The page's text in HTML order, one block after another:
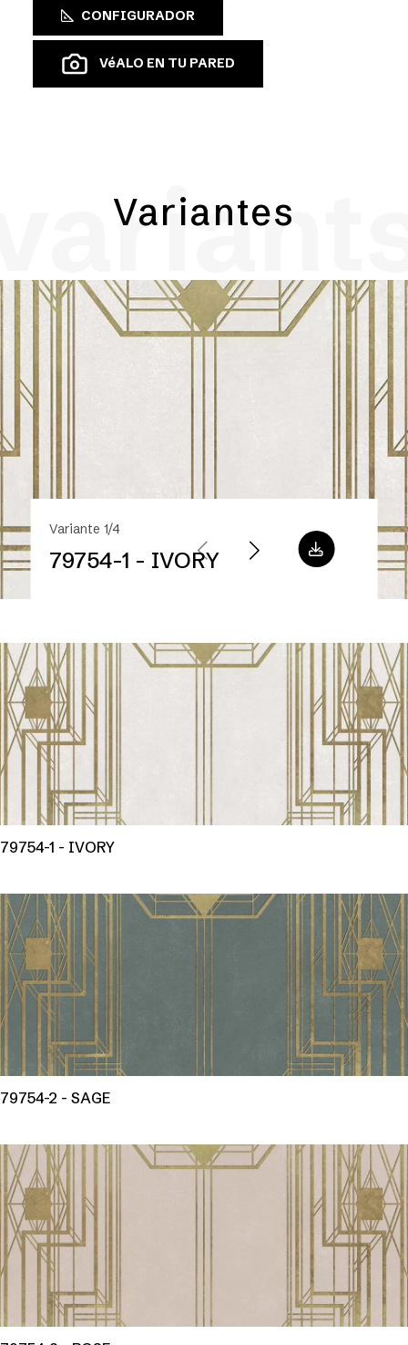
CONFIGURADOR
VéALO EN TU PARED
Variantes
Variante 1/4
79754-1 - IVORY
79754-1 - IVORY
79754-2 - SAGE